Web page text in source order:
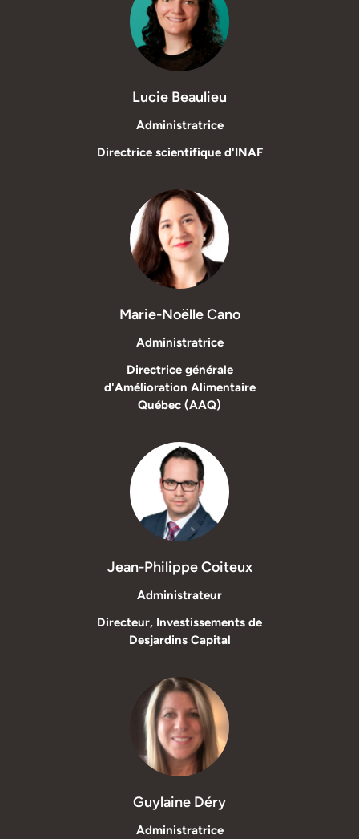
Lucie Beaulieu
Administratrice
Directrice scientifique d'INAF
Marie-Noëlle Cano
Administratrice
Directrice générale
d'Amélioration Alimentaire
Québec (AAQ)
Jean-Philippe Coiteux
Administrateur
Directeur, Investissements de
Desjardins Capital
Guylaine Déry
Administratrice